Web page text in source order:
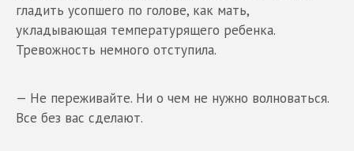
гладить усопшего по голове, как мать,
укладывающая температурящего ребенка.
Тревожность немного отступила.
— Не переживайте. Ни о чем не нужно волноваться.
Все без вас сделают.